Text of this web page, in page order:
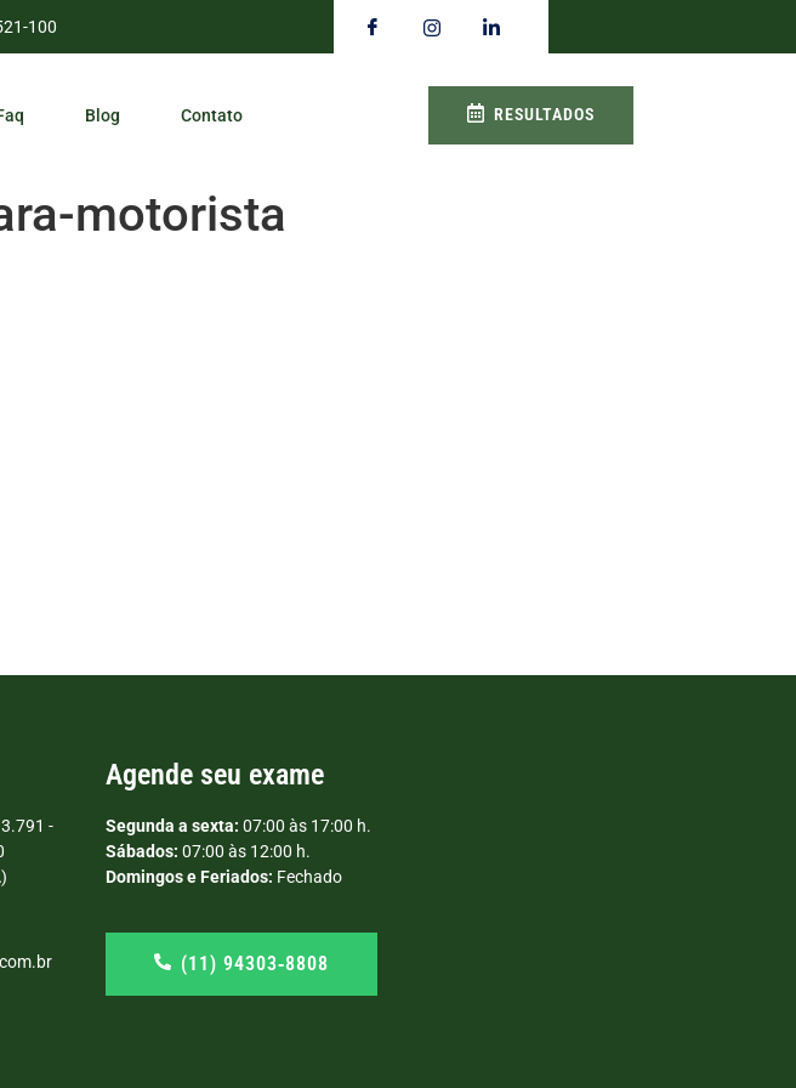
100
Blog Contato RESULTADOS
motorista
3.791 -
Agende seu exame
Segunda a sexta: 07:00 às 17:00 h.
Sábados: 07:00 às 12:00 h.
Domingos e Feriados: Fechado
(11) 94303‑8808